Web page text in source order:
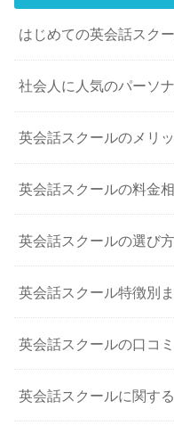
はじめての英会話スク
社会人に人気のパーソ
英会話スクールのメリ
英会話スクールの料金
英会話スクールの選び方
英会話スクール特徴別
英会話スクールの口コ
英会話スクールに関す